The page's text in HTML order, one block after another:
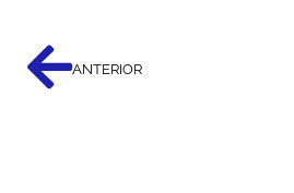
ANTERIOR